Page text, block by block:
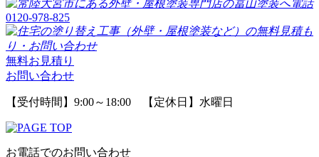
0120-978-825
無料お見積り
お問い合わせ
【受付時間】9:00～18:00 【定休日】水曜日
お電話でのお問い合わせ